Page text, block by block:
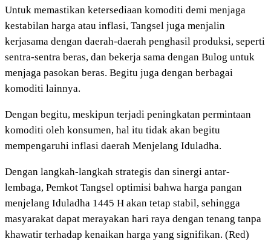
Untuk memastikan ketersediaan komoditi demi menjaga
kestabilan harga atau inflasi, Tangsel juga menjalin
kerjasama dengan daerah-daerah penghasil produksi, seperti
sentra-sentra beras, dan bekerja sama dengan Bulog untuk
menjaga pasokan beras. Begitu juga dengan berbagai
komoditi lainnya.
Dengan begitu, meskipun terjadi peningkatan permintaan
komoditi oleh konsumen, hal itu tidak akan begitu
mempengaruhi inflasi daerah Menjelang Iduladha.
Dengan langkah-langkah strategis dan sinergi antar-
lembaga, Pemkot Tangsel optimisi bahwa harga pangan
menjelang Iduladha 1445 H akan tetap stabil, sehingga
masyarakat dapat merayakan hari raya dengan tenang tanpa
khawatir terhadap kenaikan harga yang signifikan. (Red)